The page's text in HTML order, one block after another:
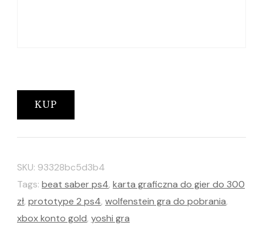
KUP
SKU: 93328bc5d3b4
Tags: beat saber ps4, karta graficzna do gier do 300
zł, prototype 2 ps4, wolfenstein gra do pobrania,
xbox konto gold, yoshi gra